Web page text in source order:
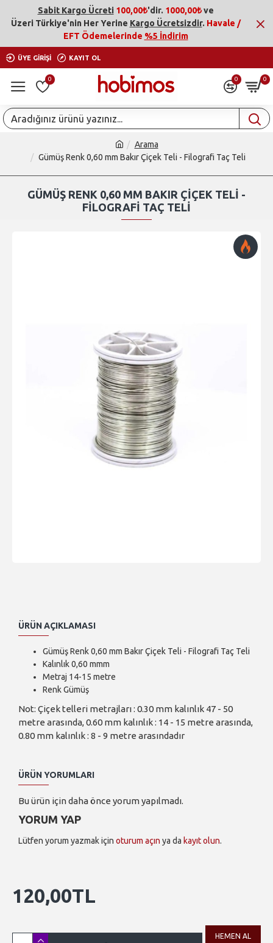
Sabit Kargo Ücreti 100,00₺'dir. 1000,00₺ve
Üzeri Türkiye'nin Her Yerine Kargo Ücretsizdir. Havale /
EFT Ödemelerinde %5 İndirim
ÜYE GIRIŞI KAYIT OL
0 0 0
Arama
Gümüş Renk 0,60 mm Bakır Çiçek Teli - Filografi Taç Teli
GÜMÜŞ RENK 0,60 MM BAKIR ÇIÇEK TELI -
FILOGRAFI TAÇ TELI
ÜRÜN AÇIKLAMASI
Gümüş Renk 0,60 mm Bakır Çiçek Teli - Filografi Taç Teli
Kalınlık 0,60 mmm
Metraj 14-15 metre
Renk Gümüş
Not: Çiçek telleri metrajları : 0.30 mm kalınlık 47 - 50
metre arasında, 0.60 mm kalınlık : 14 - 15 metre arasında,
0.80 mm kalınlık : 8 - 9 metre arasındadır
ÜRÜN YORUMLARI
Bu ürün için daha önce yorum yapılmadı.
YORUM YAP
Lütfen yorum yazmak için oturum açın ya da kayıt olun.
120,00TL
HEMEN AL